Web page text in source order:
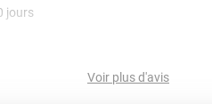
jours
satisfait et j'utilise le produit sur une
Voir plus d'avis